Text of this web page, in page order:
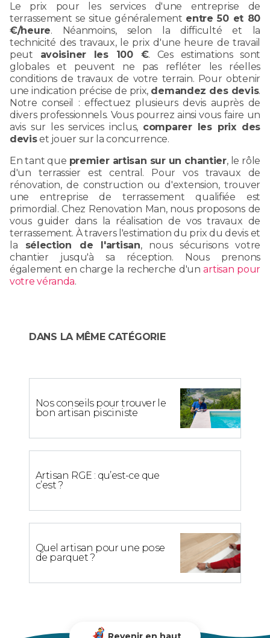
Le prix pour les services d'une entreprise de
terrassement se situe généralement entre 50 et 80
€/heure. Néanmoins, selon la difficulté et la
technicité des travaux, le prix d'une heure de travail
peut avoisiner les 100 €. Ces estimations sont
globales et peuvent ne pas refléter les réelles
conditions de travaux de votre terrain. Pour obtenir
une indication précise de prix, demandez des devis.
Notre conseil : effectuez plusieurs devis auprès de
divers professionnels. Vous pourrez ainsi vous faire un
avis sur les services inclus, comparer les prix des
deviset jouer sur la concurrence.
En tant que premier artisan sur un chantier, le rôle
d'un terrassier est central. Pour vos travaux de
rénovation, de construction ou d'extension, trouver
une entreprise de terrassement qualifiée est
primordial. Chez Renovation Man, nous proposons de
vous guider dans la réalisation de vos travaux de
terrassement. À travers l'estimation du prix du devis et
la sélection de l'artisan, nous sécurisons votre
chantier jusqu'à sa réception. Nous prenons
également en charge la recherche d'unartisan pour
votre véranda.
DANS LA MÊME CATÉGORIE
Nos conseils pour trouver le
bon artisan pisciniste
Artisan RGE : qu’est-ce que
c’est ?
Quel artisan pour une pose
de parquet ?